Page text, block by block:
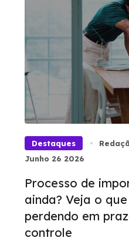
Destaques
Junho 26 2026
Processo de
ainda? Veja o
perdendo em
controle